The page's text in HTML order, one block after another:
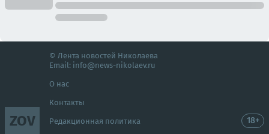
ZOV
© Лента новостей Николаева
Email: info@news-nikolaev.ru
О нас
Контакты
Редакционная политика 18+